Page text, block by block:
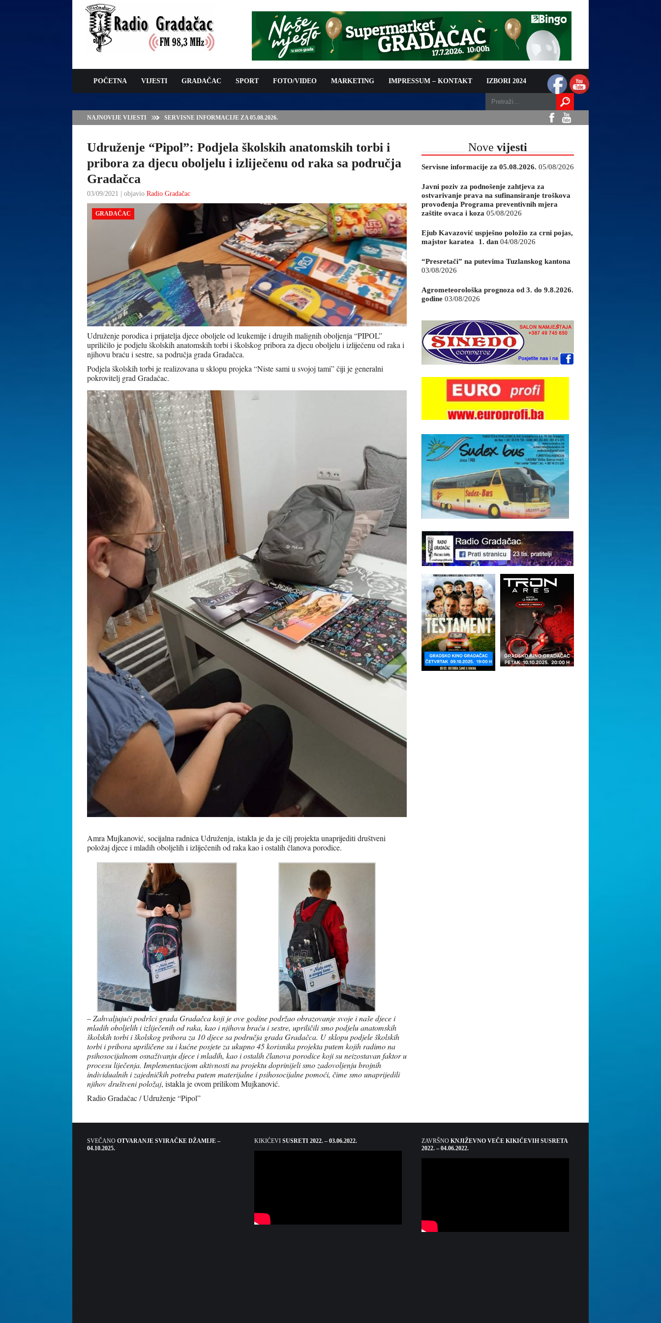
POČETNA VIJESTI GRADAČAC SPORT FOTO/VIDEO MARKETING IMPRESSUM – KONTAKT IZBORI 2024
NAJNOVIJE VIJESTI
JAVNI POZIV ZA PODNOŠENJE ZAHTJEVA ZA OSTVARIVANJE PRAVA NA
SUFINANSIRANJE TROŠKOVA PROVOĐENJA PROGRAMA PREVENTIVNIH MJERA
Udruženje “Pipol”: Podjela školskih anatomskih torbi i
pribora za djecu oboljelu i izliječenu od raka sa područja
Gradačca
03/09/2021 | objavio Radio Gradačac
GRADAČAC
Udruženje porodica i prijatelja djece oboljele od leukemije i drugih malignih oboljenja “PIPOL”
upriličilo je podjelu školskih anatomskih torbi i školskog pribora za djecu oboljelu i izliječenu od raka i
njihovu braću i sestre, sa područja grada Gradačca.
Podjela školskih torbi je realizovana u sklopu projeka “Niste sami u svojoj tami” čiji je generalni
pokrovitelj grad Gradačac.
Amra Mujkanović, socijalna radnica Udruženja, istakla je da je cilj projekta unaprijediti društveni
položaj djece i mladih oboljelih i izliječenih od raka kao i ostalih članova porodice.
–Zahvaljujući podršci grada Gradačca koji je ove godine podržao obrazovanje svoje i naše djece i
mladih oboljelih i izliječenih od raka, kao i njihovu braću i sestre, upriličili smo podjelu anatomskih
školskih torbi i školskog pribora za 10 djece sa područja grada Gradačca. U sklopu podjele školskih
torbi i pribora upriličene su i kućne posjete za ukupno 45 korisnika projekta putem kojih radimo na
psihosocijalnom osnaživanju djece i mladih, kao i ostalih članova porodice koji su neizostavan faktor u
procesu liječenja. Implementacijom aktivnosti na projektu doprinijeli smo zadovoljenju brojnih
individualnih i zajedničkih potreba putem materijalne i psihosocijalne pomoći, čime smo unaprijedili
njihov društveni položaj, istakla je ovom prilikom Mujkanović.
Radio Gradačac / Udruženje “Pipol”
Nove vijesti
Servisne informacije za 05.08.2026. 05/08/2026
Javni poziv za podnošenje zahtjeva za
ostvarivanje prava na sufinansiranje troškova
provođenja Programa preventivnih mjera
zaštite ovaca i koza 05/08/2026
Ejub Kavazović uspješno položio za crni pojas,
majstor karatea 1. dan 04/08/2026
“Presretači” na putevima Tuzlanskog kantona
03/08/2026
Agrometeorološka prognoza od 3. do 9.8.2026.
godine 03/08/2026
SVEČANO OTVARANJE SVIRAČKE DŽAMIJE –
04.10.2025.
KIKIĆEVI SUSRETI 2022. – 03.06.2022. ZAVRŠNO KNJIŽEVNO VEČE KIKIĆEVIH SUSRETA
2022. – 04.06.2022.